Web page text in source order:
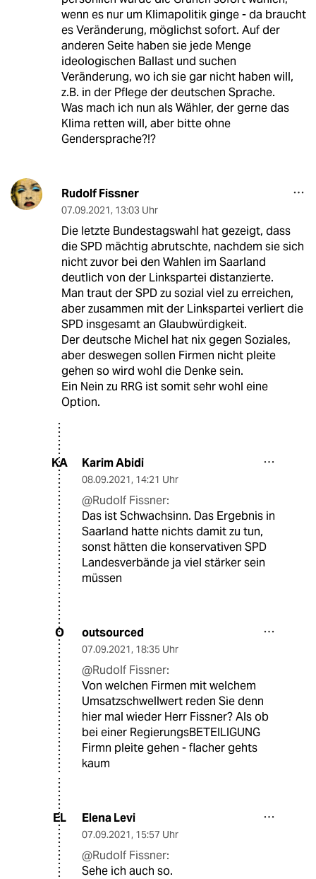
wenn es nur um Klimapolitik ginge - da braucht
es Veränderung, möglichst sofort. Auf der
anderen Seite haben sie jede Menge
ideologischen Ballast und suchen
Veränderung, wo ich sie gar nicht haben will,
z.B. in der Pflege der deutschen Sprache.
Was mach ich nun als Wähler, der gerne das
Klima retten will, aber bitte ohne
Gendersprache?!?
Rudolf Fissner
07.09.2021, 13:03 Uhr
Die letzte Bundestagswahl hat gezeigt, dass
die SPD mächtig abrutschte, nachdem sie sich
nicht zuvor bei den Wahlen im Saarland
deutlich von der Linkspartei distanzierte.
Man traut der SPD zu sozial viel zu erreichen,
aber zusammen mit der Linkspartei verliert die
SPD insgesamt an Glaubwürdigkeit.
Der deutsche Michel hat nix gegen Soziales,
aber deswegen sollen Firmen nicht pleite
gehen so wird wohl die Denke sein.
Ein Nein zu RRG ist somit sehr wohl eine
Option.
KA Karim Abidi
08.09.2021, 14:21 Uhr
@Rudolf Fissner:
Das ist Schwachsinn. Das Ergebnis in
Saarland hatte nichts damit zu tun,
sonst hätten die konservativen SPD
Landesverbände ja viel stärker sein
müssen
O outsourced
07.09.2021, 18:35 Uhr
@Rudolf Fissner:
Von welchen Firmen mit welchem
Umsatzschwellwert reden Sie denn
hier mal wieder Herr Fissner? Als ob
bei einer RegierungsBETEILIGUNG
Firmn pleite gehen - flacher gehts
kaum
EL Elena Levi
07.09.2021, 15:57 Uhr
@Rudolf Fissner:
Sehe ich auch so.